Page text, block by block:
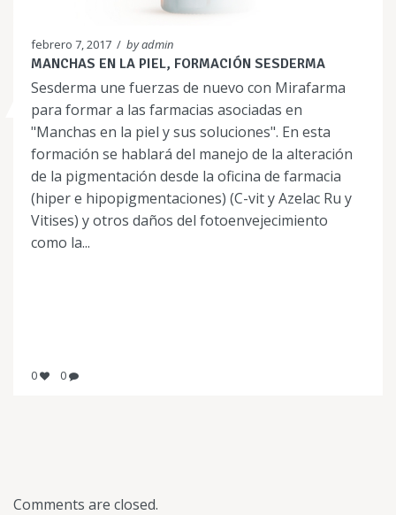
febrero 7, 2017 / by admin
MANCHAS EN LA PIEL, FORMACIÓN SESDERMA
Sesderma une fuerzas de nuevo con Mirafarma
para formar a las farmacias asociadas en
"Manchas en la piel y sus soluciones". En esta
formación se hablará del manejo de la alteración
de la pigmentación desde la oficina de farmacia
(hiper e hipopigmentaciones) (C-vit y Azelac Ru y
Vitises) y otros daños del fotoenvejecimiento
como la...
0 0
Comments are closed.